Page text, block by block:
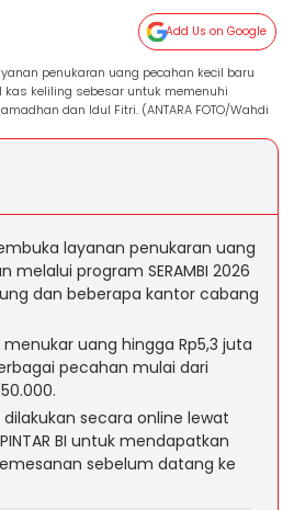
Add Us on Google
penukaran uang pecahan kecil baru
keliling sebesar untuk memenuhi
dan Idul Fitri. (ANTARA FOTO/Wahdi
layanan penukaran uang
melalui program SERAMBI 2026
dan beberapa kantor cabang
uang hingga Rp5,3 juta
pecahan mulai dari
secara online lewat
BI untuk mendapatkan
sebelum datang ke